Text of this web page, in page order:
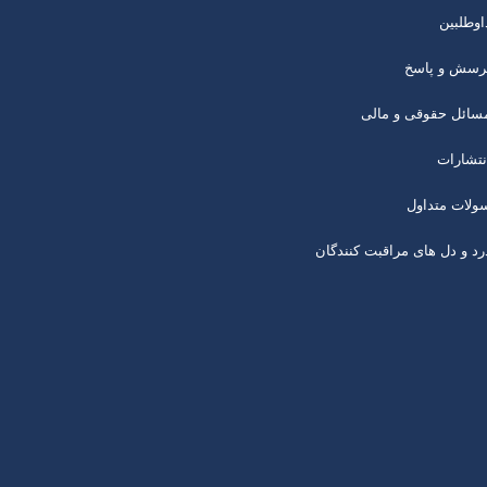
و پاسخ
حقوقی و مالی
متداول
و دل های مراقبت کنندگان